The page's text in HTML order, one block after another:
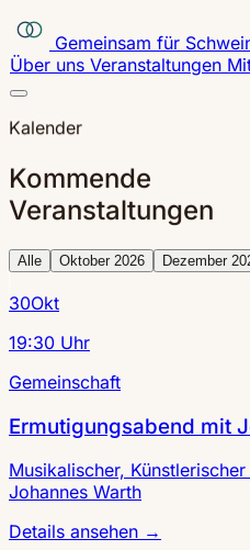
Gemeinsam für
Über uns Veranstaltungen
Kalender
Kommende
Veranstaltungen
Alle Oktober 2026 Dezember
30Okt
19:30 Uhr
Gemeinschaft
Ermutigungsabend mit
Musikalischer,
Johannes Warth
Details ansehen →